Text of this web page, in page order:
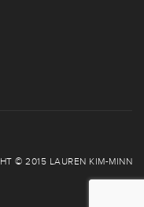
© 2015 LAUREN KIM-MINN